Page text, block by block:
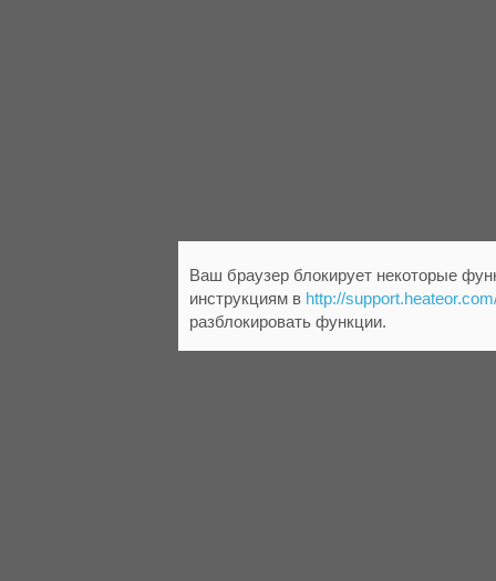
Ваш браузер блокирует некоторые
инструкциям в http://
разблокировать функции.